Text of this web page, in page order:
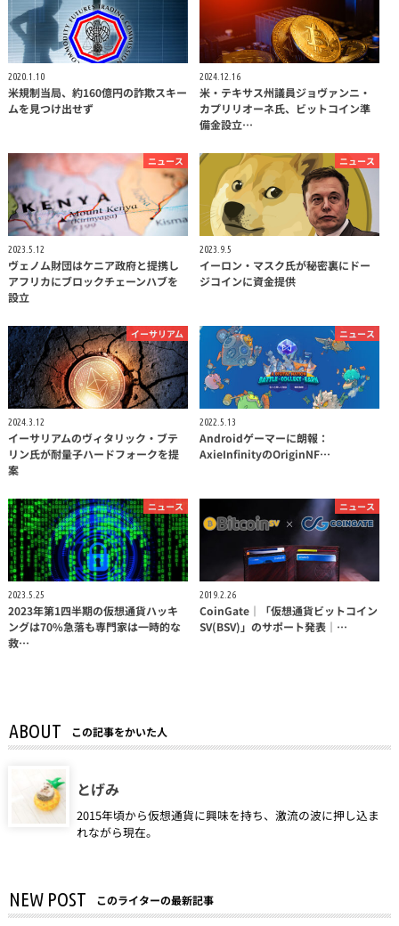
2020.1.10
米規制当局、約160億円の詐欺スキー
ムを見つけ出せず
2024.12.16
米・テキサス州議員ジョヴァンニ・
カプリリオーネ氏、ビットコイン準
備金設立…
ニュース
2023.5.12
ヴェノム財団はケニア政府と提携し
アフリカにブロックチェーンハブを
設立
ニュース
2023.9.5
イーロン・マスク氏が秘密裏にドー
ジコインに資金提供
イーサリアム
2024.3.12
イーサリアムのヴィタリック・ブテ
リン氏が耐量子ハードフォークを提
案
ニュース
2022.5.13
Androidゲーマーに朗報：
AxieInfinityのOriginNF…
ニュース
2023.5.25
2023年第1四半期の仮想通貨ハッキ
ングは70%急落も専門家は一時的な
救…
ニュース
2019.2.26
CoinGate｜「仮想通貨ビットコイン
SV(BSV)」のサポート発表｜…
ABOUT この記事をかいた人
とげみ
2015年頃から仮想通貨に興味を持ち、激流の波に押し込ま
れながら現在。
NEW POST このライターの最新記事